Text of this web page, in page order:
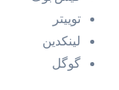
توییتر
لینکدین
گوگل